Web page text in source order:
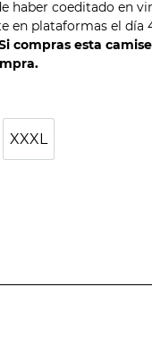
haber coeditado en
en plataformas el día
compras esta
XXXL